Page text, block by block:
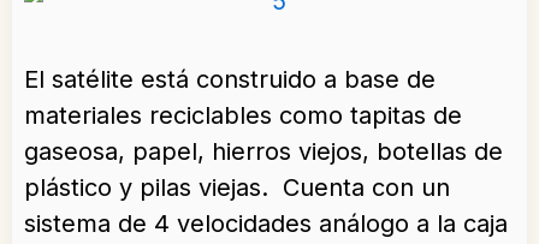
El satélite está construido a base de
materiales reciclables como tapitas de
gaseosa, papel, hierros viejos, botellas de
plástico y pilas viejas. Cuenta con un
sistema de 4 velocidades análogo a la caja